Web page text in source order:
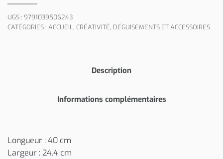
UGS : 9791039506243
CATÉGORIES : ACCUEIL, CRÉATIVITÉ, DÉGUISEMENTS ET ACCESSOIRES
Description
Informations complémentaires
Longueur : 40 cm
Largeur : 24.4 cm